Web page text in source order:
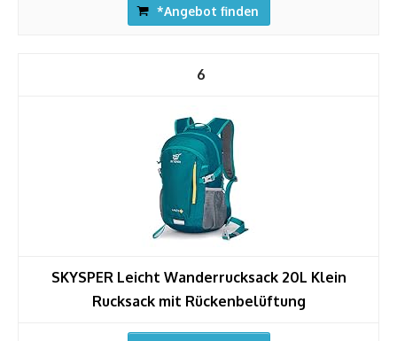
*Angebot finden
6
SKYSPER Leicht Wanderrucksack 20L Klein
Rucksack mit Rückenbelüftung